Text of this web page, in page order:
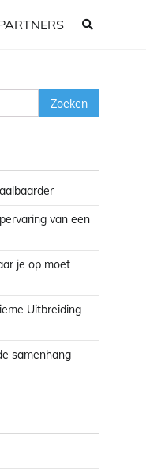
van een
je op moet
Uitbreiding
samenhang